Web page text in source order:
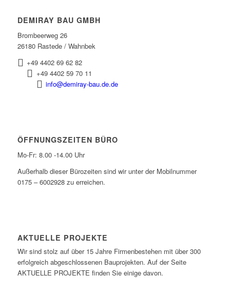
DEMIRAY BAU GMBH
Brombeerweg 26
26180 Rastede / Wahnbek
+49 4402 69 62 82
+49 4402 59 70 11
info@demiray-bau.de.de
ÖFFNUNGSZEITEN BÜRO
Mo-Fr: 8.00 -14.00 Uhr
Außerhalb dieser Bürozeiten sind wir unter der Mobilnummer
0175 – 6002928 zu erreichen.
AKTUELLE PROJEKTE
Wir sind stolz auf über 15 Jahre Firmenbestehen mit über 300
erfolgreich abgeschlossenen Bauprojekten. Auf der Seite
AKTUELLE PROJEKTE finden Sie einige davon.